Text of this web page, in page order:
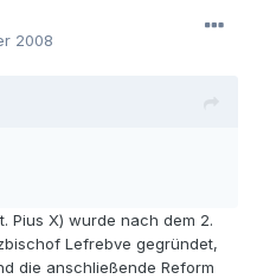
2008
Pius X) wurde nach dem 2.
Lefrebve gegründet,
die anschließende Reform